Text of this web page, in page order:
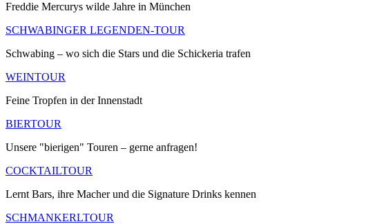
Freddie Mercurys wilde Jahre in München
SCHWABINGER LEGENDEN-TOUR
Schwabing – wo sich die Stars und die Schickeria trafen
WEINTOUR
Feine Tropfen in der Innenstadt
BIERTOUR
Unsere "bierigen" Touren – gerne anfragen!
COCKTAILTOUR
Lernt Bars, ihre Macher und die Signature Drinks kennen
SCHMANKERLTOUR